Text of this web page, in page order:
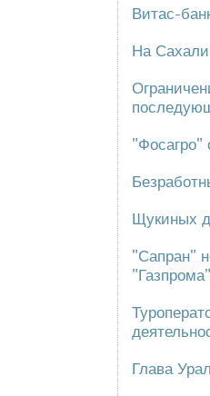
Витас-
На
"Фосагро"
Щукиных
"Сапран"
"Газпрома"
Глава